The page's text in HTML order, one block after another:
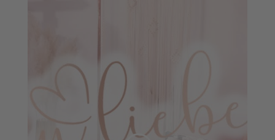
laden!
Wir verwenden einen
Service eines Drittanbieters,
um Videoinhalte einzubetten.